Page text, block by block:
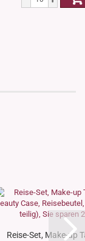
Reise-Set, Make-up